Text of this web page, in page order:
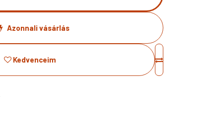
Azonnali vásárlás
Kedvenceim